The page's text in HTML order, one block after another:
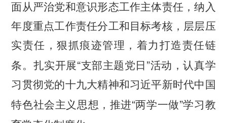
面从严治党和意识形态工作主体责任，纳入
年度重点工作责任分工和目标考核，层层压
实责任，狠抓痕迹管理，着力打造责任链
条。扎实开展“支部主题党日 ”活动，认真学
习贯彻党的十九大精神和习近平新时代中国
特色社会主义思想，推进“两学一做”学习教